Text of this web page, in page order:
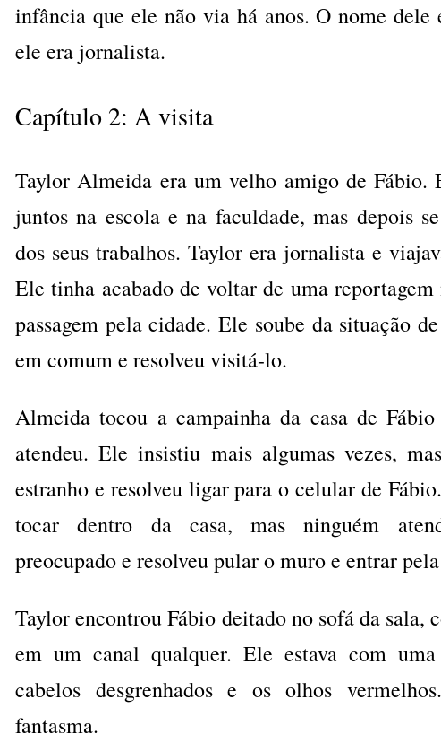
infância que ele não via há anos. O nome
ele era jornalista.
Capítulo 2: A visita
Taylor Almeida era um velho amigo de Fábio.
juntos na escola e na faculdade, mas depois
dos seus trabalhos. Taylor era jornalista e
Ele tinha acabado de voltar de uma
passagem pela cidade. Ele soube da situação
em comum e resolveu visitá-lo.
Almeida tocou a campainha da casa de
atendeu. Ele insistiu mais algumas vezes,
estranho e resolveu ligar para o celular de
tocar dentro da casa, mas ninguém
preocupado e resolveu pular o muro e entrar
Taylor encontrou Fábio deitado no sofá da sala,
em um canal qualquer. Ele estava com
cabelos desgrenhados e os olhos
fantasma.